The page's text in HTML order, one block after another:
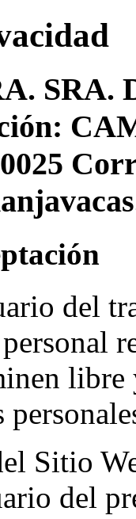
SRA.
del
libre
Sitio
del